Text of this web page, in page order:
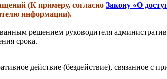
(К примеру, согласно Закону «О
информации).
решением руководителя
срока.
действие (бездействие), связанное с